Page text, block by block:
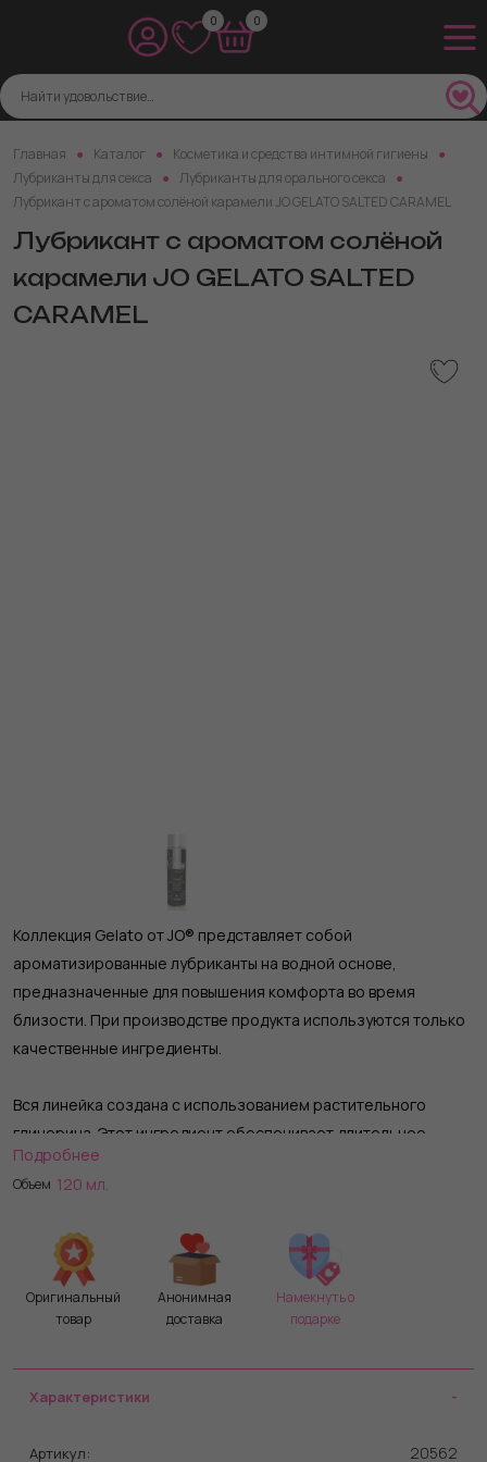
0 0
Главная Каталог
Косметика и средства интимной гигиены
Лубриканты для секса
Лубриканты для орального секса
Лубрикант с ароматом солёной карамели JO GELATO SALTED CARAMEL
Лубрикант с ароматом солёной
карамели JO GELATO SALTED
CARAMEL
Коллекция Gelato от JO® представляет собой
ароматизированные лубриканты на водной основе,
предназначенные для повышения комфорта во время
близости. При производстве продукта используются только
качественные ингредиенты.
Вся линейка создана с использованием растительного
глицерина. Этот ингредиент обеспечивает длительное
скольжение и комфортное использование. Каждый аромат
создается без сахара, парабенов и пропиленгликоля. JO
необычного, ведь сочетание соли и карамели поистине
великолепно.
Подробнее
Объем 120 мл.
Оригинальный
товар
Анонимная
доставка
Намекнуть о
подарке
Характеристики
Артикул: 20562